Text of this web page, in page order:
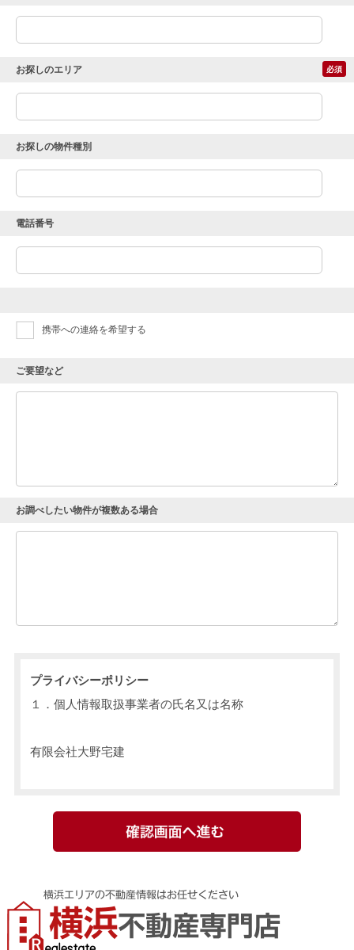
お探しのエリア 必須
お探しの物件種別
電話番号
携帯への連絡を希望する
ご要望など
お調べしたい物件が複数ある場合
プライバシーポリシー
１．個人情報取扱事業者の氏名又は名称
有限会社大野宅建
個人情報とは、氏名・生年月日・住所・電話番号・
のを指します。弊社では、個人情報保護に関連する法
令を遵守し、お客様からご提供いただく全ての個人情
報を、細心の注意を払って取り扱っています。